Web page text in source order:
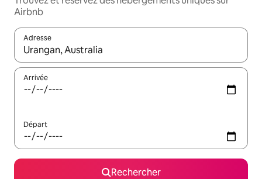
Airbnb
Adresse
Lorsque les résultats s'affichent, utilisez les flèches vers le
Arrivée
Départ
Rechercher